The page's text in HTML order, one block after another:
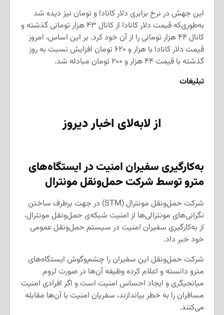
این جهش در نرخ برابری دلار کانادا و تومان نیز دیده شد
به‌طوری‌که قیمت دلار کانادا از کانال ۴۳ هزار تومانی گذشته و
کانال ۴۴ هزار تومانی را از آن خود کرد. بر این اساس، امروز
قیمت دلار کانادا با هزار و ۶۲۰ تومان افزایش نسبت به روز
گذشته با قیمت ۴۴ هزار و ۲۰۰ تومان مبادله شد.
تبلیغات
از لابه‌لای اخبار دیروز
به‌کارگیری سفیران امنیت در ایستگاه‌های
مترو توسط شرکت حمل‌ونقل مونترال
شرکت حمل‌ونقل مونترال (STM) در جهت برطرف ساختن
نگرانی‌های مونترالی‌ها از امنیت شبکه‌ی حمل‌ونقل مونترال،
از به‌کارگیری سفیران امنیت در سیستم حمل‌ونقل عمومی
خود خبر داد.
شرکت حمل‌ونقل این سفیران را چشم‌وگوش ایستگاه‌های
مترو دانسته و اعلام کرده وظیفه آن‌ها در صورت لزوم
میانجیگری و ایجاد احساس امنیت است و اگر افرادی امنیت
مسافران را به خطر بیاندازند، سفریان امنیت با آن‌ها مقابله
می‌کنند.